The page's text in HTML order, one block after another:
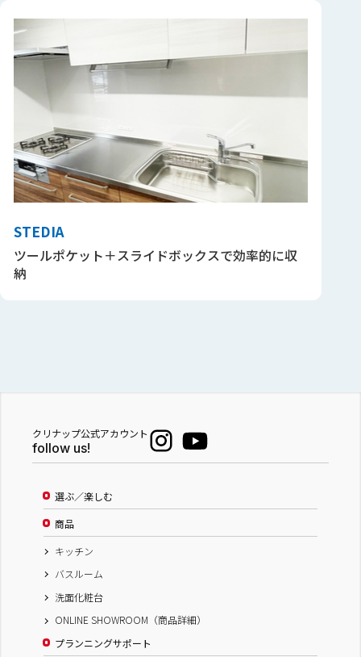
STEDIA
ツールポケット＋スライドボックスで効率的に収
納
クリナップ公式アカウント
follow us!
選ぶ／楽しむ
商品
キッチン
バスルーム
洗面化粧台
ONLINE SHOWROOM（商品詳細）
プランニングサポート